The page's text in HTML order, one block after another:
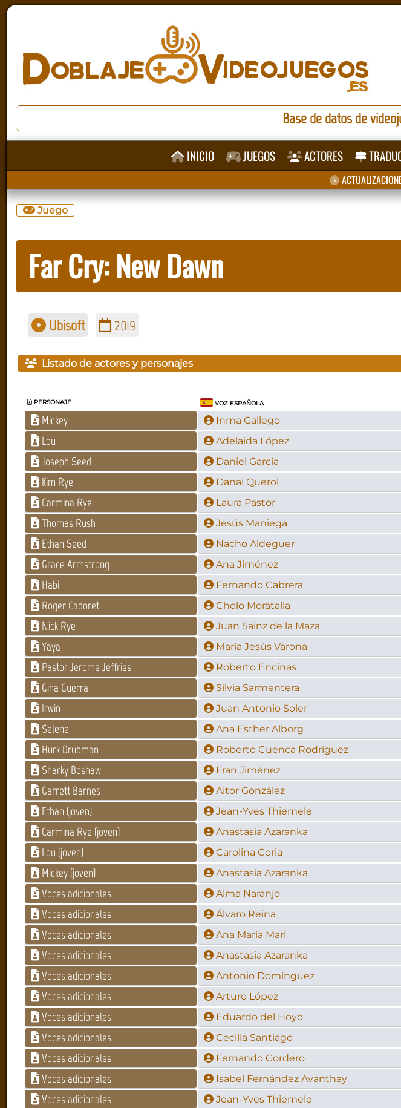
Base de datos de
INICIO JUEGOS ACTORES
Juego
Far Cry: New Dawn
Ubisoft 2019
Listado de actores y personajes
PERSONAJE VOZ ESPAÑOLA
Mickey Inma Gallego
Lou Adelaida López
Joseph Seed Daniel García
Kim Rye Danai Querol
Carmina Rye Laura Pastor
Thomas Rush Jesús Maniega
Ethan Seed Nacho Aldeguer
Grace Armstrong Ana Jiménez
Habi Fernando Cabrera
Roger Cadoret Cholo Moratalla
Nick Rye Juan Sainz de la Maza
Yaya María Jesús Varona
Pastor Jerome Jeffries Roberto Encinas
Gina Guerra Silvia Sarmentera
Irwin Juan Antonio Soler
Selene Ana Esther Alborg
Hurk Drubman Roberto Cuenca Rodríguez
Sharky Boshaw Fran Jiménez
Garrett Barnes Aitor González
Ethan (joven) Jean-Yves Thiemele
Carmina Rye (joven) Anastasia Azaranka
Lou (joven) Carolina Coria
Mickey (joven) Anastasia Azaranka
Voces adicionales Alma Naranjo
Voces adicionales Álvaro Reina
Voces adicionales Ana María Marí
Voces adicionales Anastasia Azaranka
Voces adicionales Antonio Domínguez
Voces adicionales Arturo López
Voces adicionales Eduardo del Hoyo
Voces adicionales Cecilia Santiago
Voces adicionales Fernando Cordero
Voces adicionales Isabel Fernández Avanthay
Voces adicionales Jean-Yves Thiemele